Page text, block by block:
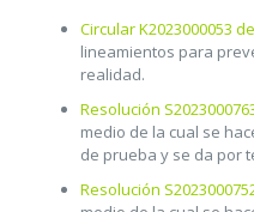
Circular K2023000053
lineamientos para
realidad.
Resolución
medio de la cual se
de prueba y se da por
Resolución